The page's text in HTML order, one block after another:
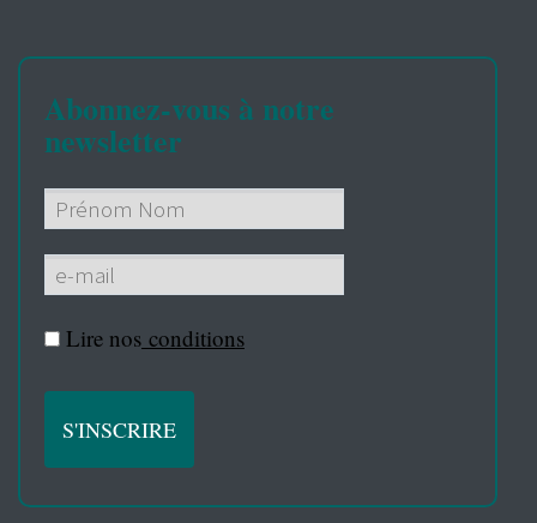
Abonnez-vous à notre
newsletter
Lire nos conditions